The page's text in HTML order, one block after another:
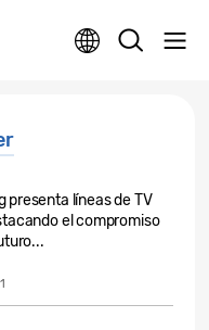
presenta líneas de TV
el compromiso